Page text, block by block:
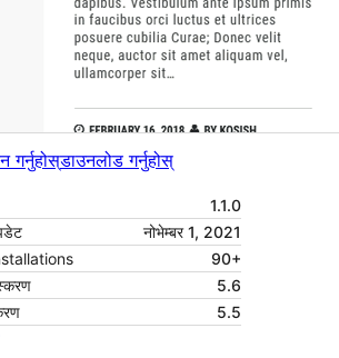
गर्नुहोस्डाउनलोड गर्नुहोस्
1.1.0
नोभेम्बर 1, 2021
90+
5.6
5.5